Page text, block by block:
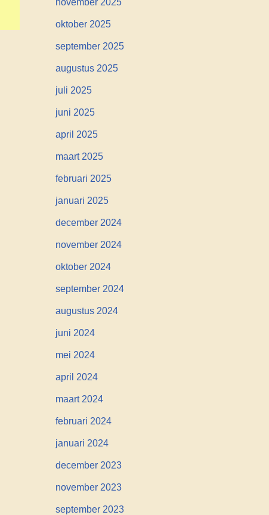
november 2025
oktober 2025
september 2025
augustus 2025
juli 2025
juni 2025
april 2025
maart 2025
februari 2025
januari 2025
december 2024
november 2024
oktober 2024
september 2024
augustus 2024
juni 2024
mei 2024
april 2024
maart 2024
februari 2024
januari 2024
december 2023
november 2023
september 2023